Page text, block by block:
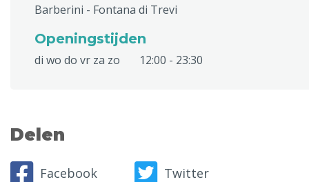
Barberini - Fontana di Trevi
Openingstijden
di wo do vr za zo 12:00 - 23:30
Delen
Facebook
Twitter